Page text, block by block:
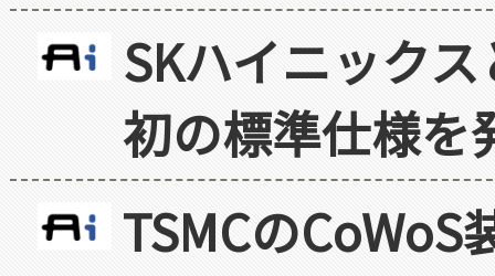
SKハイニック
初の標準仕様を
TSMCの